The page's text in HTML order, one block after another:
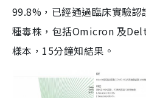
99.8%，已經通過臨床實驗認
種毒株，包括Omicron 及
樣本，15分鐘知結果。